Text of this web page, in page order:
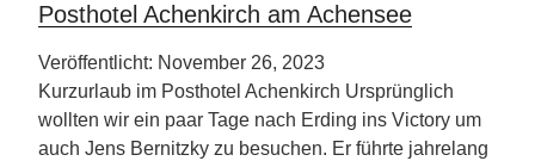
Posthotel Achenkirch am Achensee
Veröffentlicht: November 26, 2023
Kurzurlaub im Posthotel Achenkirch Ursprünglich
wollten wir ein paar Tage nach Erding ins Victory um
auch Jens Bernitzky zu besuchen. Er führte jahrelang